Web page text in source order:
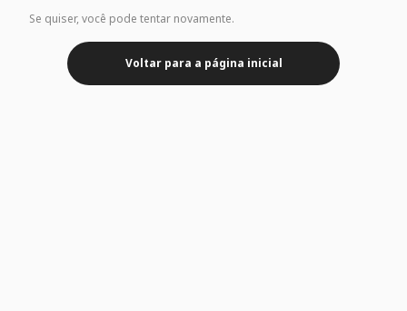
Se quiser, você pode tentar novamente.
Voltar para a página inicial